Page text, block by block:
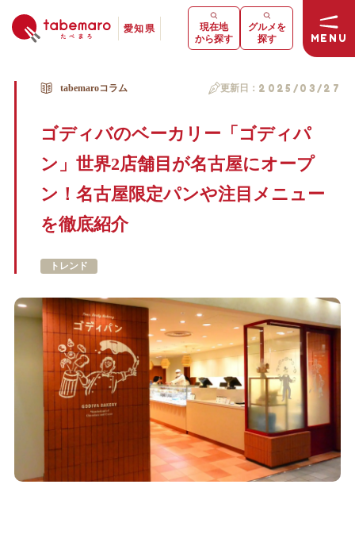
愛知県
MENU
現在地
から探す
グルメを
探す
tabemaroコラム 更新日： 2025/03/27
ゴディバのベーカリー「ゴディパ
ン」世界2店舗目が名古屋にオープ
ン！名古屋限定パンや注目メニュー
を徹底紹介
トレンド